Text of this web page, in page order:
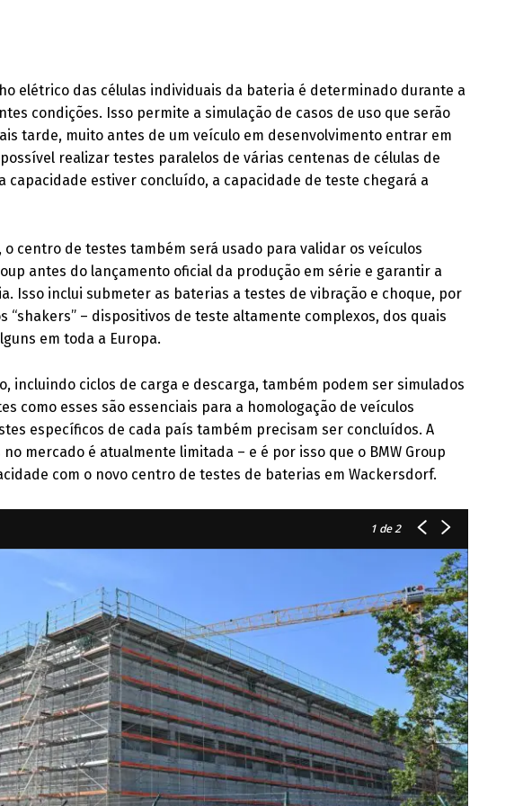
elétrico das células individuais da bateria é determinado durante a
condições. Isso permite a simulação de casos de uso que serão
tarde, muito antes de um veículo em desenvolvimento entrar em
realizar testes paralelos de várias centenas de células de
capacidade estiver concluído, a capacidade de teste chegará a
o centro de testes também será usado para validar os veículos
antes do lançamento oficial da produção em série e garantir a
Isso inclui submeter as baterias a testes de vibração e choque, por
“shakers” – dispositivos de teste altamente complexos, dos quais
em toda a Europa.
incluindo ciclos de carga e descarga, também podem ser simulados
como esses são essenciais para a homologação de veículos
específicos de cada país também precisam ser concluídos. A
mercado é atualmente limitada – e é por isso que o BMW Group
com o novo centro de testes de baterias em Wackersdorf.
1 de 2